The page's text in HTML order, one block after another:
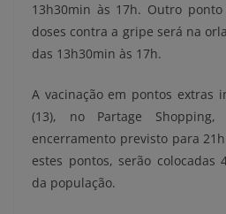
13h30min às 17h. Outro
doses contra a gripe será na
das 13h30min às 17h.
A vacinação em pontos extras
(13), no Partage
encerramento previsto para
estes pontos, serão colocadas
da população.